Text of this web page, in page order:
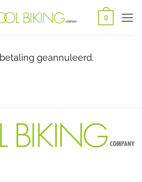
0
geannuleerd.